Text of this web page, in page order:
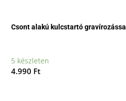
Csont alakú kulcstartó gravírozással
5 készleten
4.990 Ft